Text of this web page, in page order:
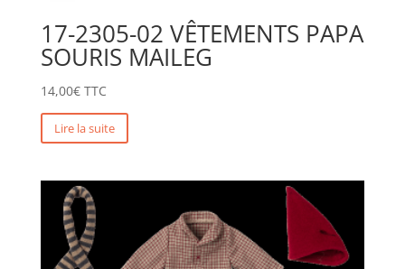
17-2305-02 VÊTEMENTS PAPA
SOURIS MAILEG
14,00€ TTC
Lire la suite